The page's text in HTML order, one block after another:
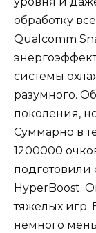
обработку
Qualcomm
системы
разумного.
поколения,
Суммарно в
1200000
HyperBoost.
тяжёлых игр.
немного